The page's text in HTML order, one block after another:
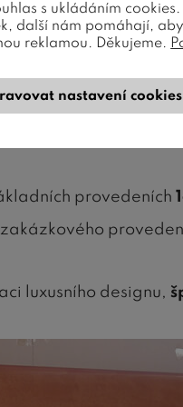
designu a
moderní postel v
v průběžném
provedeních
luxusního designu,
s ukládáním
další nám pomáhají,
reklamou. Děkujeme.
nastavení cookies